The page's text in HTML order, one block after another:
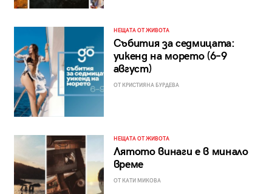
НЕЩАТА ОТ ЖИВОТА
Събития за седмицата:
уикенд на морето (6–9
август)
ОТ КРИСТИЯНА БУРДЕВА
НЕЩАТА ОТ ЖИВОТА
Лятото винаги е в минало
време
ОТ КАТИ МИКОВА